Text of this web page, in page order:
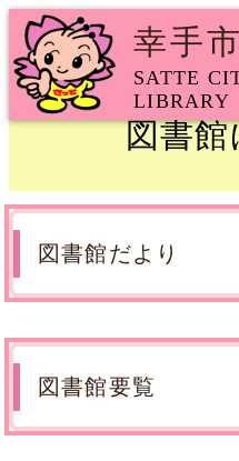
幸手
SATTE
LIBRARY
トップページ> 図書
図書
図書館だより
図書館要覧